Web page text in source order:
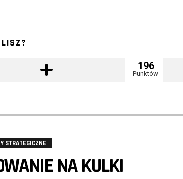
196
Punktów
STRATEGICZNE
NA KULKI